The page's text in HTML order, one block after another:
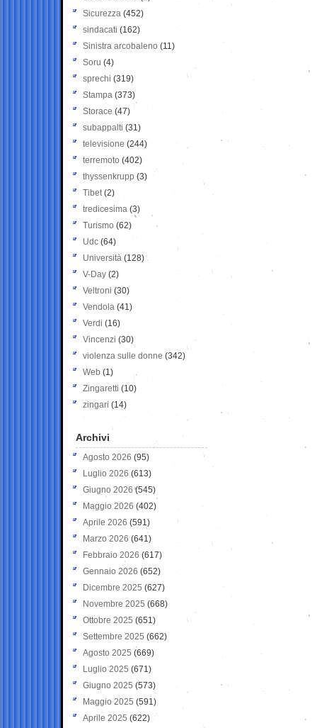
Sicurezza (452)
sindacati (162)
Sinistra arcobaleno (11)
Soru (4)
sprechi (319)
Stampa (373)
Storace (47)
subappalti (31)
televisione(244)
terremoto (402)
thyssenkrupp (3)
Tibet(2)
tredicesima (3)
Turismo (62)
Udc (64)
Università (128)
V-Day (2)
Veltroni (30)
Vendola (41)
Verdi (16)
Vincenzi (30)
violenza sulle donne (342)
Web (1)
Zingaretti (10)
zingari (14)
Archivi
Agosto 2026 (95)
Luglio 2026 (613)
Giugno 2026 (545)
Maggio 2026 (402)
Aprile 2026 (591)
Marzo 2026 (641)
Febbraio 2026 (617)
Gennaio 2026 (652)
Dicembre 2025 (627)
Novembre 2025 (668)
Ottobre 2025 (651)
Settembre 2025 (662)
Agosto 2025 (669)
Luglio 2025 (671)
Giugno 2025 (573)
Maggio 2025 (591)
Aprile 2025 (622)